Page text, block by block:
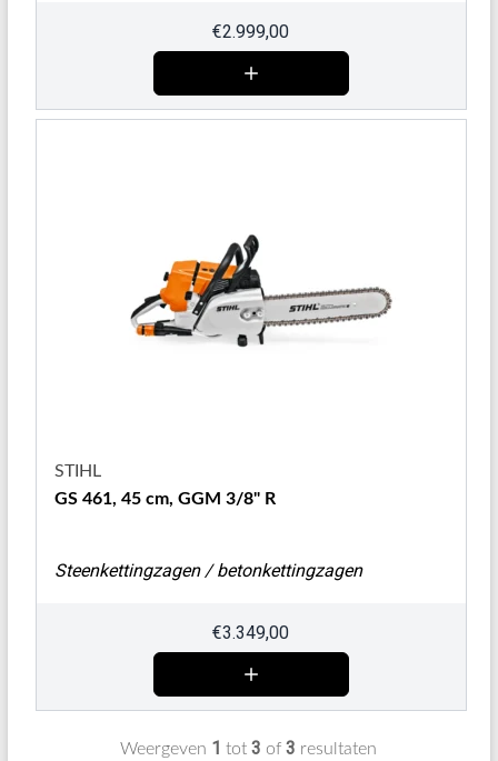
€2.999,00
STIHL
GS 461, 45 cm, GGM 3/8" R
Steenkettingzagen / betonkettingzagen
€3.349,00
Weergeven 1 tot3 of3 resultaten